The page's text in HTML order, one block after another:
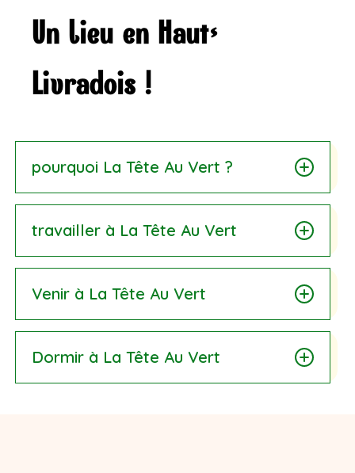
Un lieu en Haut-
Livradois !
pourquoi La Tête Au Vert ?
qualité de l'accueil, les repas, le coaching
emploi. L'avenir est-il dans le Haut-Livradois ?
travailler à La Tête Au Vert
l'efficacité : faite l'expérience ! Louez Tiny
House ou Maison. Testé et approuvé par 1000
Venir à La Tête Au Vert
Saint Bonnet Le Chastel 🍀 Google Maps :
https://goo.gl/maps/B4j6pBHhQW8mj69Y6 📍
Dormir à La Tête Au Vert